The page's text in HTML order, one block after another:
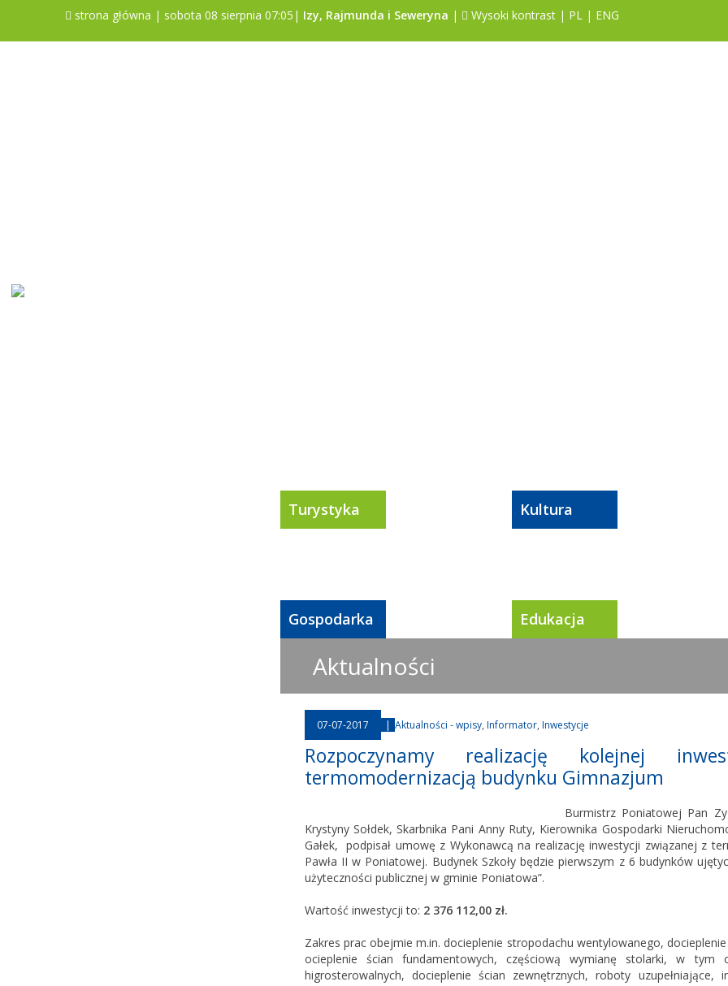
strona główna | sobota 08 sierpnia 07:05| Izy, Rajmunda i Seweryna | Wysoki kontrast| PL| ENG
Turystyka Kultura
Gospodarka Edukacja
Aktualności
07-07-2017 | Aktualności - wpisy, Informator, Inwestycje
Rozpoczynamy realizację kolejnej
termomodernizacją budynku Gimnazjum
Burmistrz Poniatowej Pan
Krystyny Sołdek, Skarbnika Pani Anny Ruty, Kierownika Gospodarki
Gałek, podpisał umowę z Wykonawcą na realizację inwestycji związanej z
Pawła II w Poniatowej. Budynek Szkoły będzie pierwszym z 6 budynków
użyteczności publicznej w gminie Poniatowa”.
Wartość inwestycji to: 2 376 112,00 zł.
Zakres prac obejmie m.in. docieplenie stropodachu wentylowanego,
ocieplenie ścian fundamentowych, częściową wymianę stolarki, w tym
higrosterowalnych, docieplenie ścian zewnętrznych, roboty